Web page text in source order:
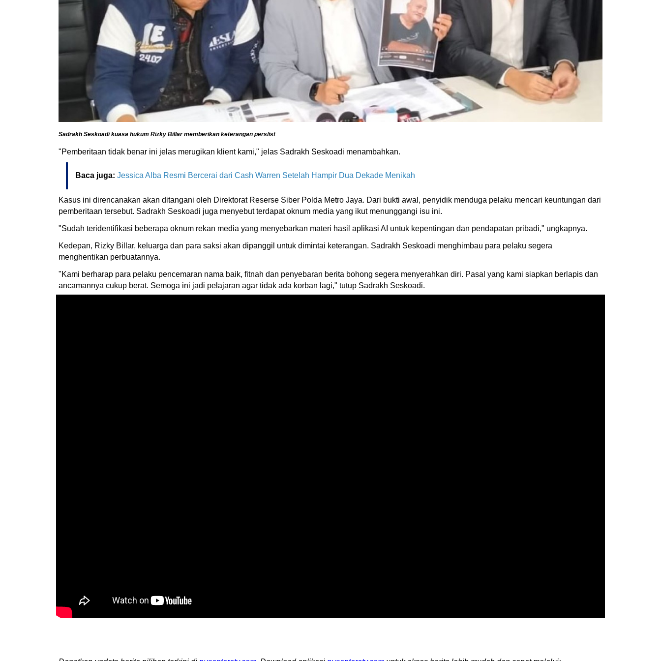
Sadrakh Seskoadi kuasa hukum Rizky Billar memberikan keterangan pers/ist
"Pemberitaan tidak benar ini jelas merugikan klient kami," jelas Sadrakh Seskoadi menambahkan.
Baca juga: Jessica Alba Resmi Bercerai dari Cash Warren Setelah Hampir Dua Dekade Menikah
Kasus ini direncanakan akan ditangani oleh Direktorat Reserse Siber Polda Metro Jaya. Dari bukti awal, penyidik menduga pelaku mencari keuntungan dari
pemberitaan tersebut. Sadrakh Seskoadi juga menyebut terdapat oknum media yang ikut menunggangi isu ini.
"Sudah teridentifikasi beberapa oknum rekan media yang menyebarkan materi hasil aplikasi AI untuk kepentingan dan pendapatan pribadi," ungkapnya.
Kedepan, Rizky Billar, keluarga dan para saksi akan dipanggil untuk dimintai keterangan. Sadrakh Seskoadi menghimbau para pelaku segera
menghentikan perbuatannya.
"Kami berharap para pelaku pencemaran nama baik, fitnah dan penyebaran berita bohong segera menyerahkan diri. Pasal yang kami siapkan berlapis dan
ancamannya cukup berat. Semoga ini jadi pelajaran agar tidak ada korban lagi," tutup Sadrakh Seskoadi.